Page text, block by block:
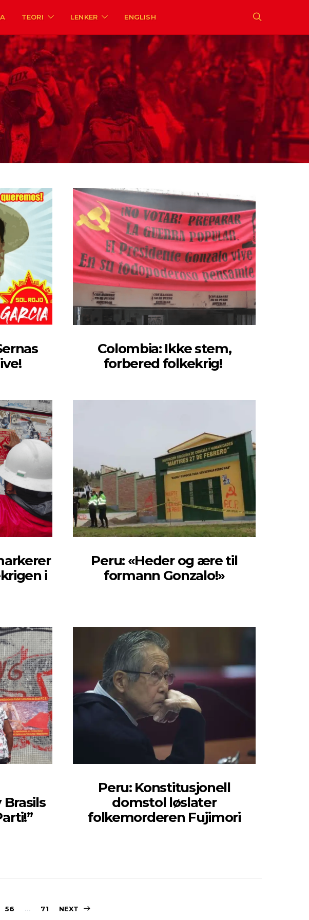
TEORI LENKER ENGLISH
Colombia: Ikke stem,
forbered folkekrig!
i
Peru: «Heder og ære til
formann Gonzalo!»
Peru: Konstitusjonell
domstol løslater
folkemorderen Fujimori
56 … 71 NEXT